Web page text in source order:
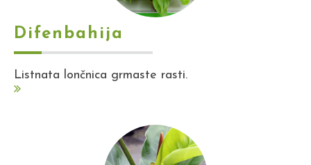
Difenbahija
Listnata lončnica grmaste rasti.